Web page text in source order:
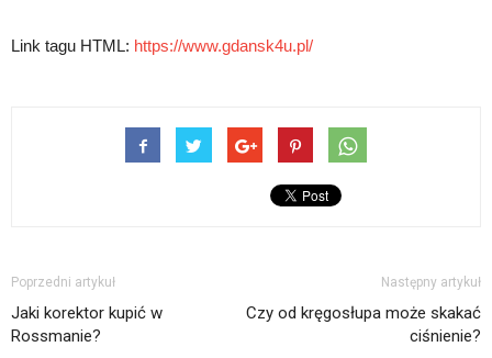
Link tagu HTML: https://www.gdansk4u.pl/
Poprzedni artykuł
Jaki korektor kupić w
Rossmanie?
Następny artykuł
Czy od kręgosłupa może skakać
ciśnienie?